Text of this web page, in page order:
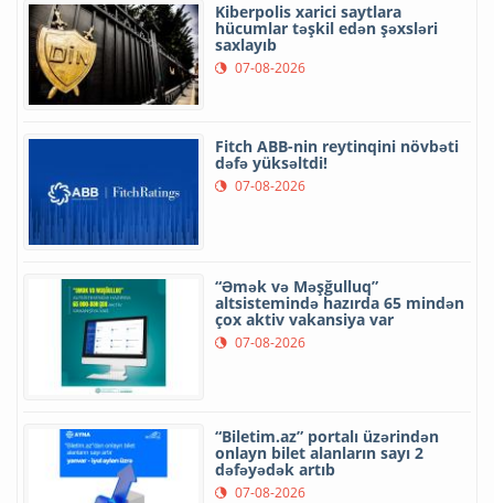
Kiberpolis xarici saytlara
hücumlar təşkil edən şəxsləri
saxlayıb
07-08-2026
Fitch ABB-nin reytinqini növbəti
dəfə yüksəltdi!
07-08-2026
“Əmək və Məşğulluq”
altsistemində hazırda 65 mindən
çox aktiv vakansiya var
07-08-2026
“Biletim.az” portalı üzərindən
onlayn bilet alanların sayı 2
dəfəyədək artıb
07-08-2026